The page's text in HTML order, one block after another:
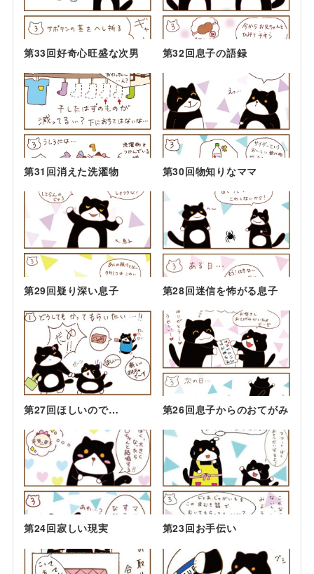
第33回好奇心旺盛な次男 第32回息子の語録
第31回消えた洗濯物 第30回物知りなママ
第29回疑り深い息子 第28回迷信を怖がる息子
第27回ほしいので… 第26回息子からのおてがみ
第24回寂しい現実 第23回お手伝い